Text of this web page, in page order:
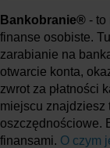
Bankobranie® - to
finanse osobiste.
zarabianie na
otwarcie konta,
zwrot za płatności
miejscu znajdziesz
oszczędnościowe.
finansami. O czym